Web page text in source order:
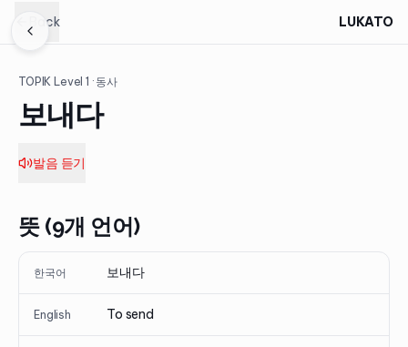
Back LUKATO
TOPIK Level1 · 동사
보내다
발음 듣기
뜻 (9개 언어)
한국어 보내다
English To send